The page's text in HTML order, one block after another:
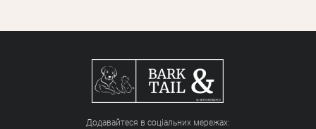
Додавайтеся в соціальних мережах: